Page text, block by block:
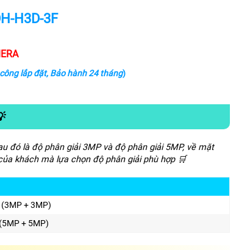
H3D-3F
lắp đặt, Bảo hành 24 tháng)
đó là độ phân giải 3MP và độ phân giải 5MP, về mặt
khách mà lựa chọn độ phân giải phù hợp 🛒
+ 3MP)
+ 5MP)